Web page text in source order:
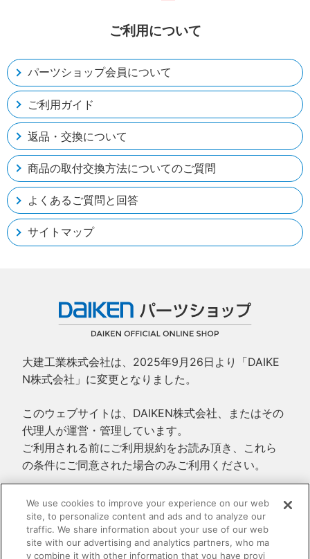
ご利用について
パーツショップ会員について
ご利用ガイド
返品・交換について
商品の取付交換方法についてのご質問
よくあるご質問と回答
サイトマップ
大建工業株式会社は、2025年9月26日より「DAIKE
N株式会社」に変更となりました。
このウェブサイトは、DAIKEN株式会社、またはその
代理人が運営・管理しています。
ご利用される前にご利用規約をお読み頂き、これら
の条件にご同意された場合のみご利用ください。
ご利用規約
プライバシーポリシー
特定商取引法に基づく表示
We use cookies to improve your experience on our web
site, to personalize content and ads and to analyze our
traffic. We share information about your use of our web
site with our advertising and analytics partners, who ma
y combine it with other information that you have provi